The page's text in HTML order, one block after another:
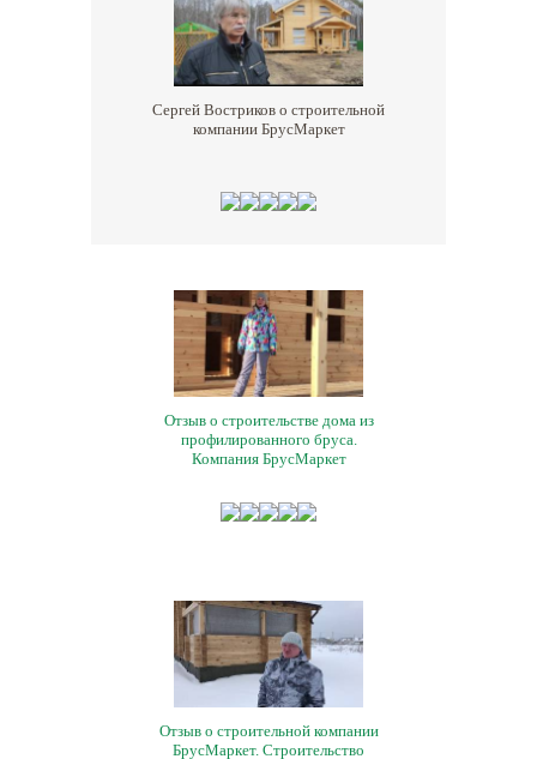
Сергей Востриков о строительной
компании БрусМаркет
Отзыв о строительстве дома из
профилированного бруса.
Компания БрусМаркет
Отзыв о строительной компании
БрусМаркет. Строительство